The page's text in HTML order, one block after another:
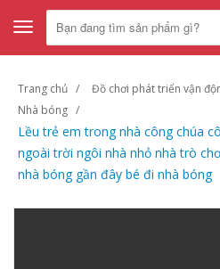
Toggle
navigation
Trang chủ Đồ chơi phát triển vận
Nhà bóng
Lều trẻ em trong nhà công chúa
ngoài trời ngôi nhà nhỏ nhà trò
nhà bóng gần đây bé đi nhà bóng